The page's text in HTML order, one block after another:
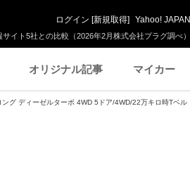
イト5社との比較（2026年2月株式会社プラグ調べ）
ログイン [新規取得] Yahoo! JAPAN
オリジナル記事 マイカー
グ ディーゼルターボ 4WD 5ドア/4WD/22万キロ時Tベル